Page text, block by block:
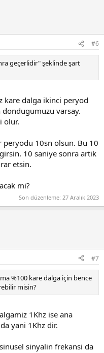
#6
geçerlidir" şeklinde şart
kare dalga ikinci peryod
dondugumuzu varsay.
olur.
10sn olsun. Bu 10
10 saniye sonra artik
etsin.
mi?
Son düzenleme: 27 Aralık 2023
#7
%100 kare dalga için bence
misin?
1Khz ise ana
yani 1Khz dir.
sinyalin frekansi da